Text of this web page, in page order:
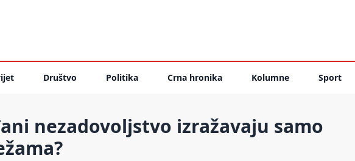
Društvo Politika Crna hronika Kolumne Sport
nezadovoljstvo izražavaju samo